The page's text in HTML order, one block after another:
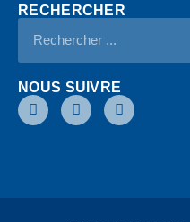
RECHERCHER
NOUS SUIVRE